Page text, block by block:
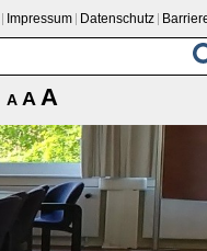
Impressum Datenschutz
A A A